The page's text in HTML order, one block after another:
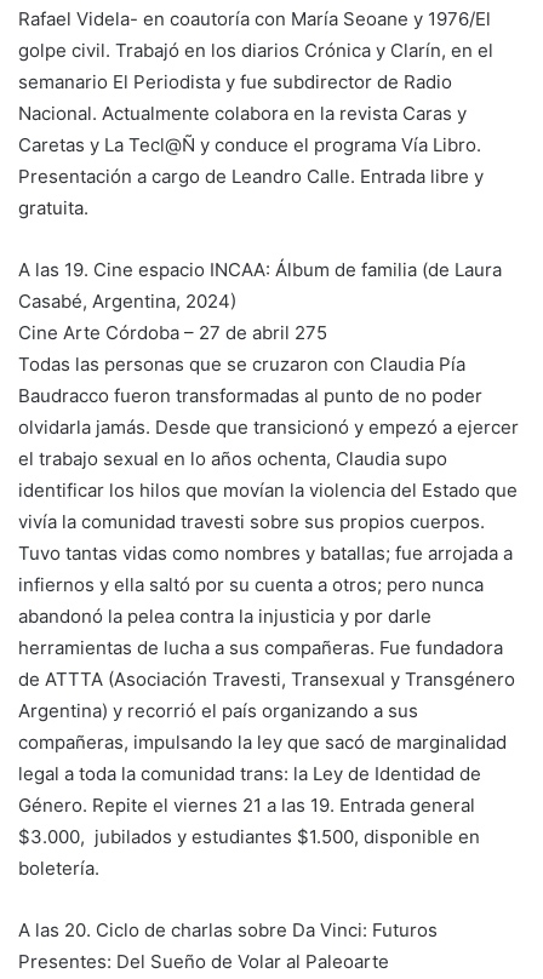
Rafael Videla- en coautoría con María Seoane y 1976/El
golpe civil. Trabajó en los diarios Crónica y Clarín, en el
semanario El Periodista y fue subdirector de Radio
Nacional. Actualmente colabora en la revista Caras y
Caretas y La Tecl@Ñ y conduce el programa Vía Libro.
Presentación a cargo de Leandro Calle. Entrada libre y
gratuita.
A las 19. Cine espacio INCAA: Álbum de familia (de Laura
Casabé, Argentina, 2024)
Cine Arte Córdoba – 27 de abril 275
Todas las personas que se cruzaron con Claudia Pía
Baudracco fueron transformadas al punto de no poder
olvidarla jamás. Desde que transicionó y empezó a ejercer
el trabajo sexual en lo años ochenta, Claudia supo
identificar los hilos que movían la violencia del Estado que
vivía la comunidad travesti sobre sus propios cuerpos.
Tuvo tantas vidas como nombres y batallas; fue arrojada a
infiernos y ella saltó por su cuenta a otros; pero nunca
abandonó la pelea contra la injusticia y por darle
herramientas de lucha a sus compañeras. Fue fundadora
de ATTTA (Asociación Travesti, Transexual y Transgénero
Argentina) y recorrió el país organizando a sus
compañeras, impulsando la ley que sacó de marginalidad
legal a toda la comunidad trans: la Ley de Identidad de
Género. Repite el viernes 21 a las 19. Entrada general
$3.000, jubilados y estudiantes $1.500, disponible en
boletería.
A las 20. Ciclo de charlas sobre Da Vinci: Futuros
Presentes: Del Sueño de Volar al Paleoarte